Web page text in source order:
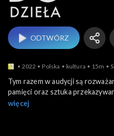
ODTWÓRZ
2022 Polska kultura 15m
Tym razem w audycji są
pamięci oraz sztuka
programu będzie dr Paweł
więcej